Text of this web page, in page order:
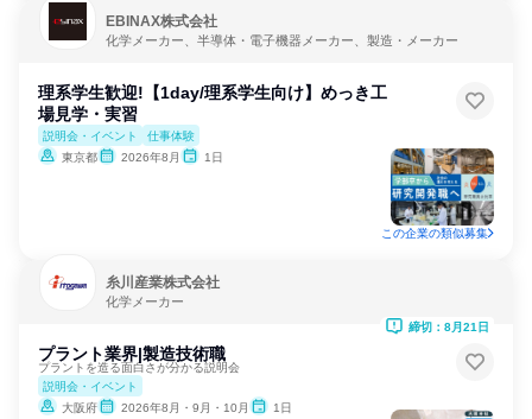
EBINAX株式会社
化学メーカー、半導体・電子機器メーカー、製造・メーカー
理系学生歓迎!【1day/理系学生向け】めっき工
場見学・実習
説明会・イベント
仕事体験
東京都
2026年8月 1日
この企業の類似募集
糸川産業株式会社
化学メーカー
プラント業界|製造技術職
プラントを造る面白さが分かる説明会
説明会・イベント
大阪府
2026年8月・9月・10月 1日
締切：8月21日